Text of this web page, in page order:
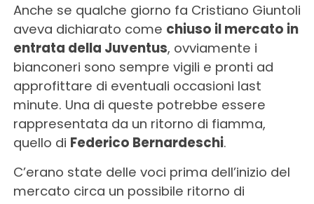
Anche se qualche giorno fa Cristiano Giuntoli
aveva dichiarato come chiuso il mercato in
entrata della Juventus, ovviamente i
bianconeri sono sempre vigili e pronti ad
approfittare di eventuali occasioni last
minute. Una di queste potrebbe essere
rappresentata da un ritorno di fiamma,
quello di Federico Bernardeschi.
C’erano state delle voci prima dell’inizio del
mercato circa un possibile ritorno di